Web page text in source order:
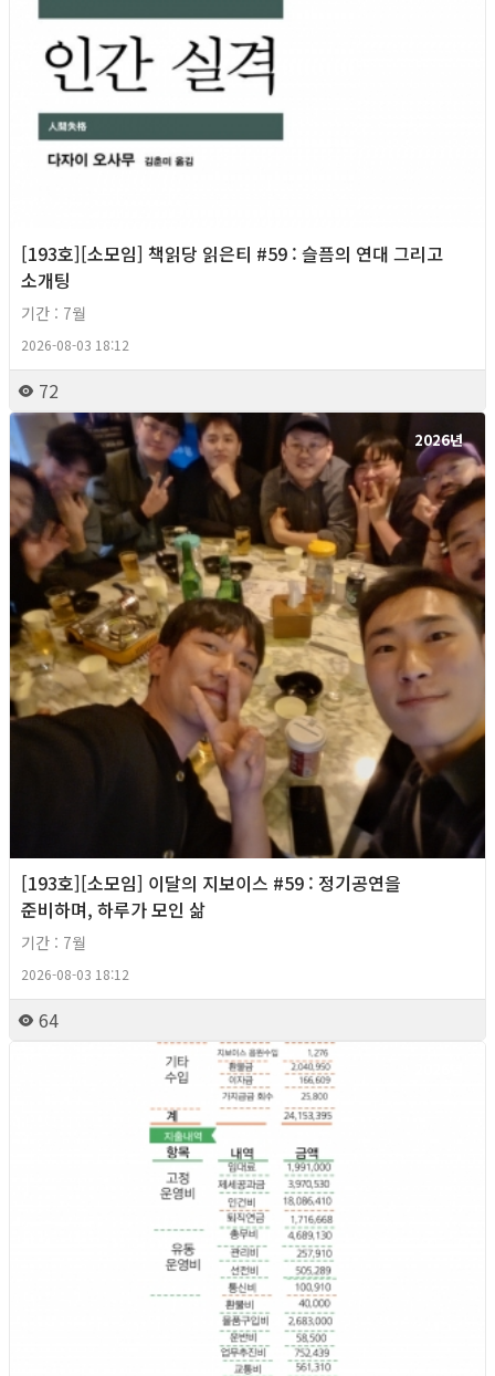
[193호][소모임] 책읽당 읽은티 #59 : 슬픔의 연대 그리고
소개팅
기간 : 7월
2026-08-03 18:12
72
2026년
[193호][소모임] 이달의 지보이스 #59 : 정기공연을
준비하며, 하루가 모인 삶
기간 : 7월
2026-08-03 18:12
64